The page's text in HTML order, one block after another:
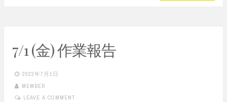
7/1 (金) 作業報告
2022年7月1日
MEMBER
LEAVE A COMMENT